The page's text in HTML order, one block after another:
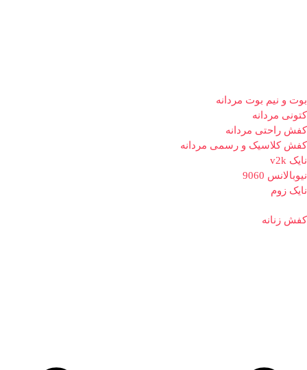
بوت و نیم بوت مردانه
کتونی مردانه
کفش راحتی مردانه
کفش کلاسیک و رسمی مردانه
نایک v2k
نیوبالانس 9060
نایک زوم
کفش زنانه